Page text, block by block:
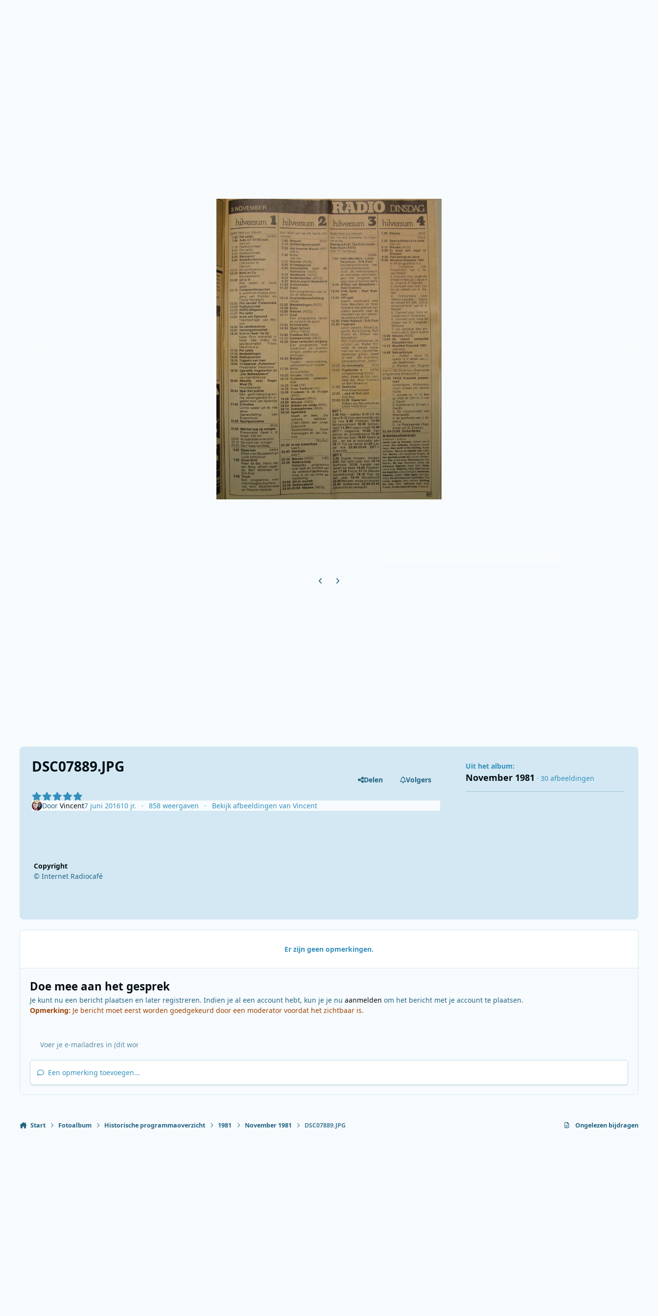
Previous carousel slide
Next carousel slide
DSC07889.JPG
Delen Volgers
Door Vincent7 juni 201610 jr. 858 weergaven Bekijk afbeeldingen van Vincent
Copyright
© Internet Radiocafé
Uit het album:
November 1981 · 30 afbeeldingen
Er zijn geen opmerkingen.
Doe mee aan het gesprek
Je kunt nu een bericht plaatsen en later registreren. Indien je al een account hebt, kun je je nu aanmelden om het bericht met je account te plaatsen.
Opmerking: Je bericht moet eerst worden goedgekeurd door een moderator voordat het zichtbaar is.
Een opmerking toevoegen...
Start Fotoalbum Historische programmaoverzicht 1981 November 1981 DSC07889.JPG Ongelezen bijdragen